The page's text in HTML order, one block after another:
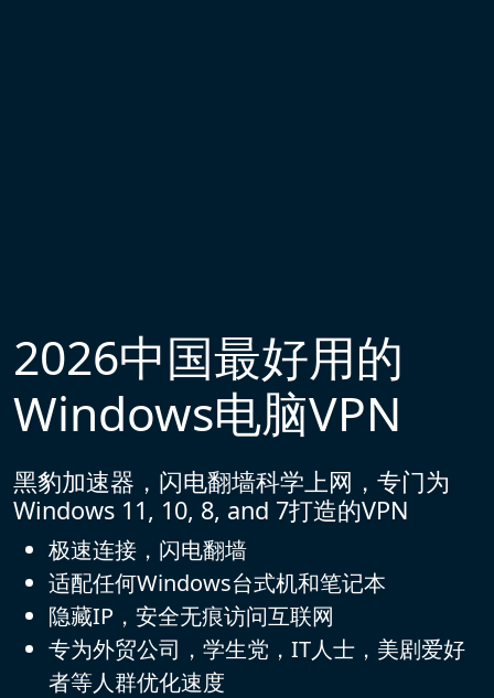
2026中国最好用的
Windows电脑VPN
黑豹加速器，闪电翻墙科学上网，专门为
Windows 11, 10, 8, and 7打造的VPN
极速连接，闪电翻墙
适配任何Windows台式机和笔记本
隐藏IP，安全无痕访问互联网
专为外贸公司，学生党，IT人士，美剧爱好
者等人群优化速度